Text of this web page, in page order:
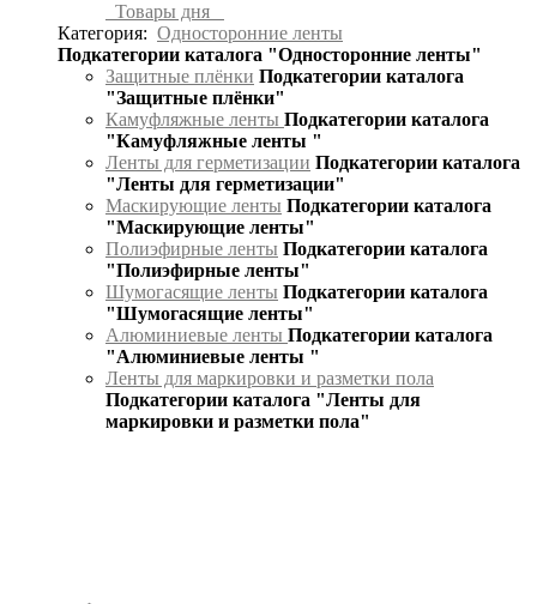
Товары дня
Категория: Односторонние ленты
Подкатегории каталога "Односторонние ленты"
Защитные плёнки Подкатегории каталога
"Защитные плёнки"
Камуфляжные ленты Подкатегории каталога
"Камуфляжные ленты "
Ленты для герметизации Подкатегории каталога
"Ленты для герметизации"
Маскирующие ленты Подкатегории каталога
"Маскирующие ленты"
Полиэфирные ленты Подкатегории каталога
"Полиэфирные ленты"
Шумогасящие ленты Подкатегории каталога
"Шумогасящие ленты"
Алюминиевые ленты Подкатегории каталога
"Алюминиевые ленты "
Ленты для маркировки и разметки пола
Подкатегории каталога "Ленты для
маркировки и разметки пола"